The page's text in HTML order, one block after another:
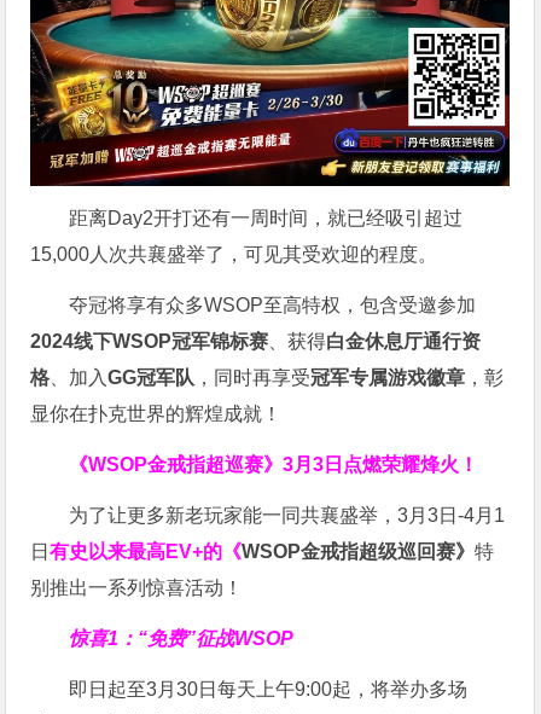
距离Day2开打还有一周时间，就已经吸引超过
15,000人次共襄盛举了，可见其受欢迎的程度。
夺冠将享有众多WSOP至高特权，包含受邀参加
2024线下WSOP冠军锦标赛 、获得白金休息厅通行资
格 、加入GG冠军队 ，同时再享受冠军专属游戏徽章 ，彰
显你在扑克世界的辉煌成就！
《WSOP金戒指超巡赛》3月3日点燃荣耀烽火！
为了让更多新老玩家能一同共襄盛举，3月3日-4月1
日有史以来最高EV+的《WSOP金戒指超级巡回赛》特
别推出一系列惊喜活动！
惊喜1：“免费”征战WSOP
即日起至3月30日每天上午9:00起，将举办多场